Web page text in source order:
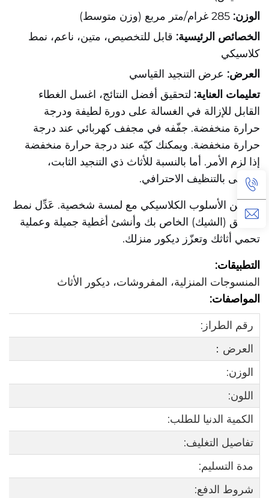
الوزن: 285 غرام/متر مربع (وزن متوسط)
الخصائص الرئيسية: قابل للتخصيص، متين، ناعم، نمط
كلاسيكي
العرض: عرض التنجيد القياسي
تعليمات العناية: لتحقيق أفضل النتائج، اغسل الغطاء
القابل للإزالة في الغسالة على دورة لطيفة ودرجة
حرارة منخفضة. جفّفه في مجفف كهربائي عند درجة
حرارة منخفضة. ويمكنك كيّه عند درجة حرارة منخفضة
إذا لزم الأمر. أما بالنسبة للأثاث ذي التنجيد الثابت،
فيُوصى بالتنظيف الاحترافي.
احتضن الأسلوب الكلاسيكي مع لمسة شخصية. عَدِّل نمط
التحقق (الشيك) الخاص بك وأنشئ أغطية جميلة وعملية
تحمي أثاثك وتعزّز ديكور منزلك.
التطبيقات:
المنسوجات المنزلية، المفروشات، ديكور الأثاث
المواصفات:
رقم الطراز:
العرض：
الوزن:
اللون:
الكمية الدنيا للطلب:
تفاصيل التغليف:
مدة التسليم:
شروط الدفع: